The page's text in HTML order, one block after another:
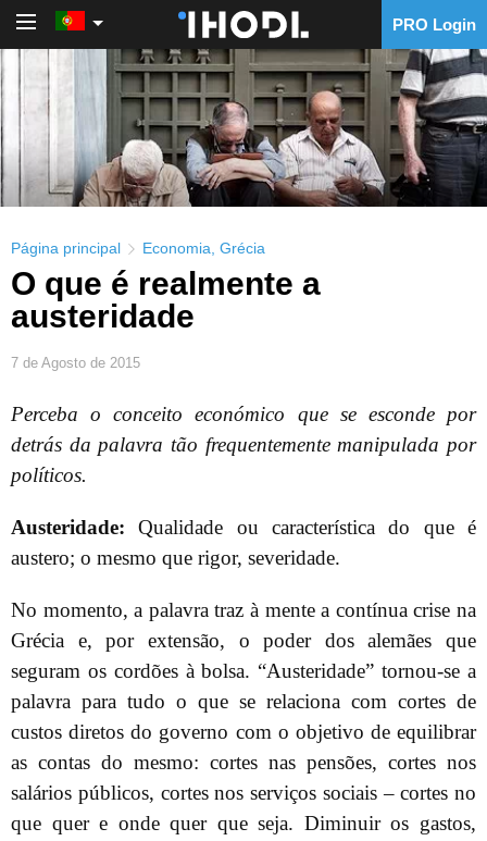
PRO Login
Página principal Economia Grécia
O que é realmente a
austeridade
7 de Agosto de 2015
Perceba o conceito económico que se esconde por
detrás da palavra tão frequentemente manipulada por
políticos.
Austeridade: Qualidade ou característica do que é
austero; o mesmo que rigor, severidade.
No momento, a palavra traz à mente a contínua crise na
Grécia e, por extensão, o poder dos alemães que
seguram os cordões à bolsa. “Austeridade” tornou-se a
palavra para tudo o que se relaciona com cortes de
custos diretos do governo com o objetivo de equilibrar
as contas do mesmo: cortes nas pensões, cortes nos
salários públicos, cortes nos serviços sociais – cortes no
que quer e onde quer que seja. Diminuir os gastos,